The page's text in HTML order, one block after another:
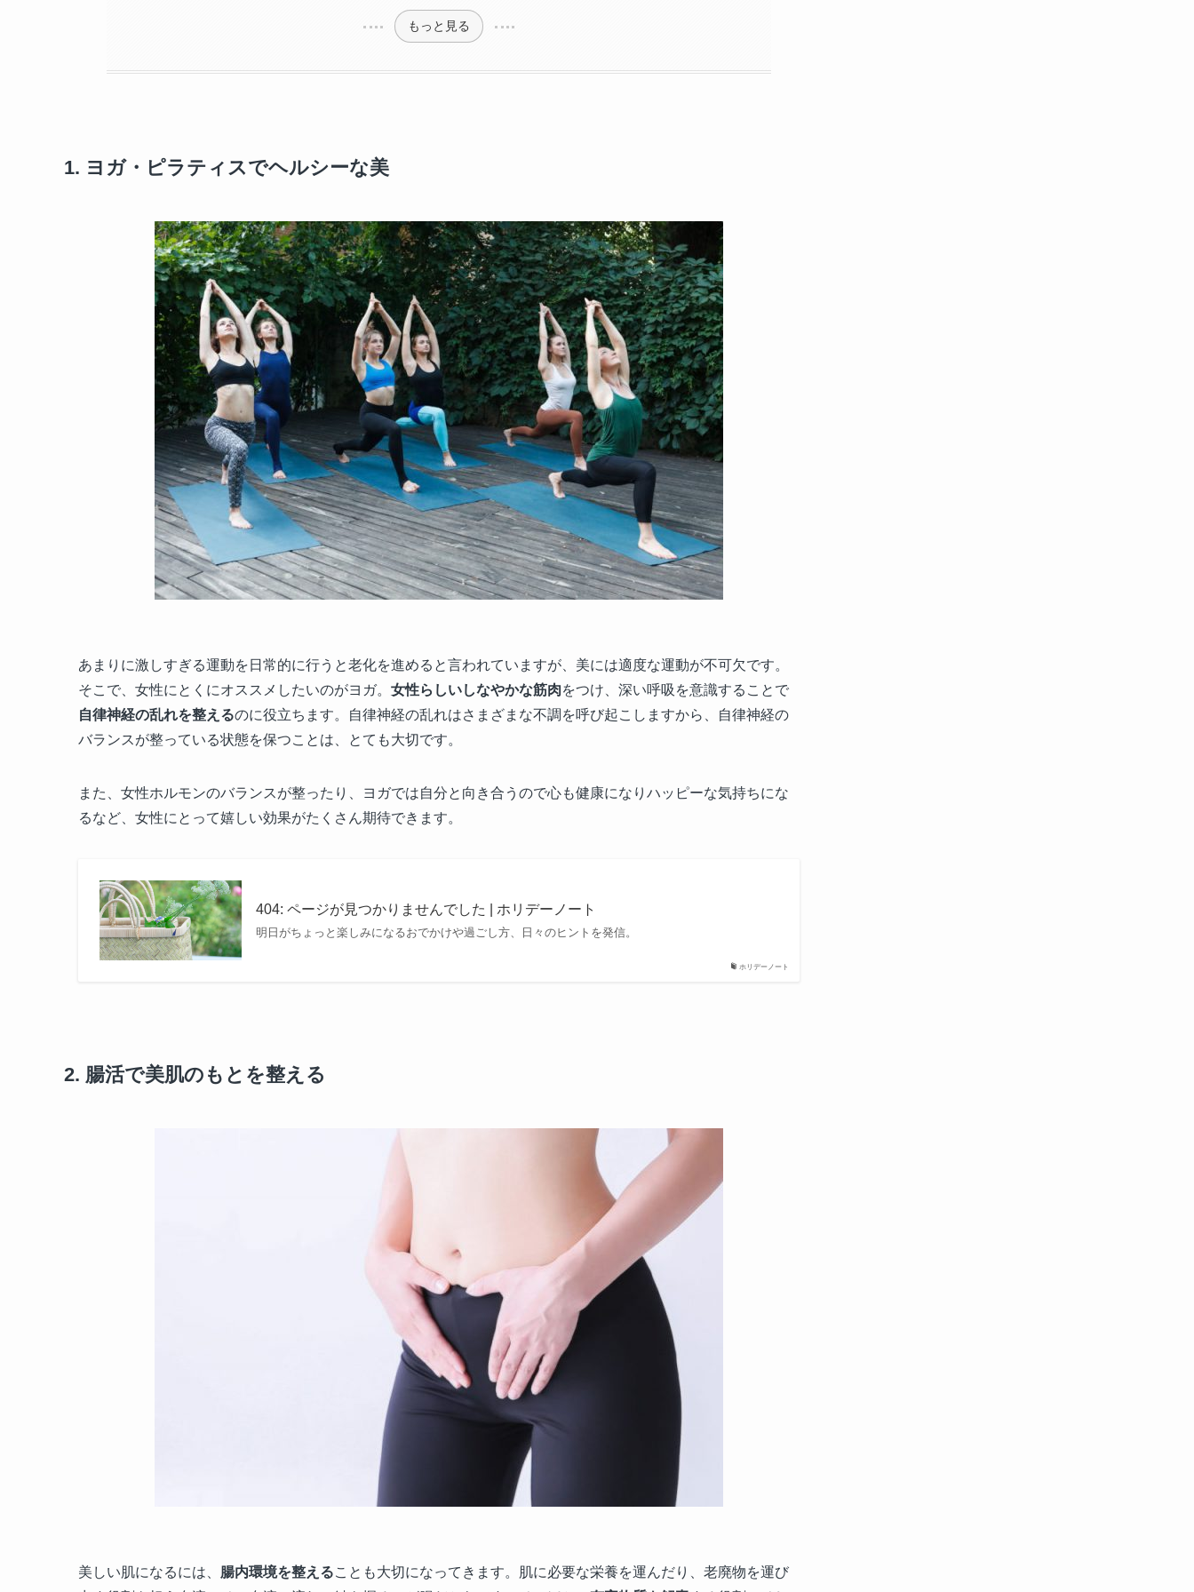
もっと見る
1. ヨガ・ピラティスでヘルシーな美
あまりに激しすぎる運動を日常的に行うと老化を進めると言われていますが、美には適度な運動が不可欠です。
そこで、女性にとくにオススメしたいのがヨガ。 女性らしいしなやかな筋肉をつけ、深い呼吸を意識することで
自律神経の乱れを整えるのに役立ちます。自律神経の乱れはさまざまな不調を呼び起こしますから、自律神経の
バランスが整っている状態を保つことは、とても大切です。
また、女性ホルモンのバランスが整ったり、ヨガでは自分と向き合うので心も健康になりハッピーな気持ちにな
るなど、女性にとって嬉しい効果がたくさん期待できます。
ホリデーノート
404: ページが見つかりませんでした | ホリデーノート
明日がちょっと楽しみになるおでかけや過ごし方、日々のヒントを発信。
2. 腸活で美肌のもとを整える
美しい肌になるには、 腸内環境を整えることも大切になってきます。肌に必要な栄養を運んだり、老廃物を運び